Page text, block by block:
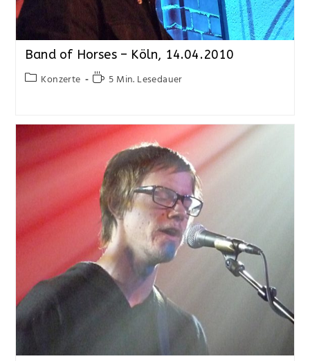
Band of Horses – Köln, 14.04.2010
Konzerte 5 Min. Lesedauer